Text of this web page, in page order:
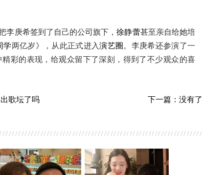
李庚希签到了自己的公司旗下，徐静蕾甚至亲自给她培
学两亿岁》，从此正式进入演艺圈 。李庚希还参演了一
彩的表现，给观众留下了深刻，得到了不少观众的喜
歌坛了吗 下一篇：没有了